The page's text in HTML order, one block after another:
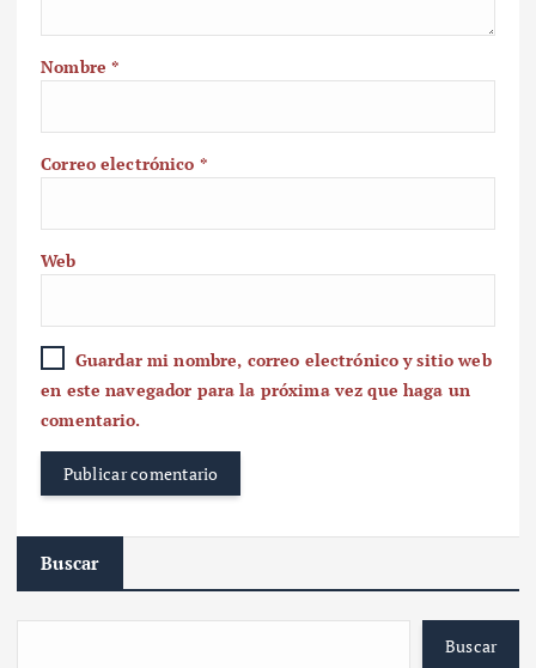
Nombre*
Correo electrónico *
Web
Guardar mi nombre, correo electrónico y sitio web
en este navegador para la próxima vez que haga un
comentario.
Buscar
Buscar